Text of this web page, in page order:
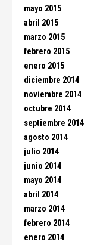
mayo 2015
abril 2015
marzo 2015
febrero 2015
enero 2015
diciembre 2014
noviembre 2014
octubre 2014
septiembre 2014
agosto 2014
julio 2014
junio 2014
mayo 2014
abril 2014
marzo 2014
febrero 2014
enero 2014